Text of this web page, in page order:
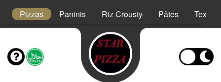
Pizzas Paninis Riz Crousty Pâtes Tex